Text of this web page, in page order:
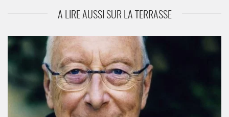
Ravel et Beethoven
A LIRE AUSSI SUR LA TERRASSE
Leonardo García Alarcón et William Christie à la Chapelle royale
du Château de Versailles - Critique sortie Classique / Opéra
Versailles CHAPELLE ROYALE DU CHATEAU DE VERSAILLES